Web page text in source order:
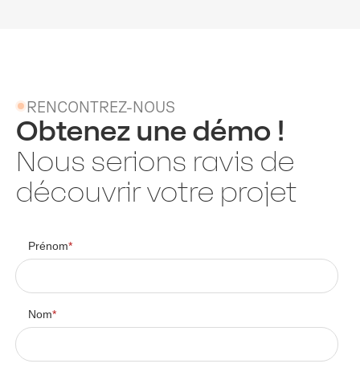
RENCONTREZ-NOUS
Obtenez une démo !
Nous serions ravis de
découvrir votre projet
Prénom*
Nom*